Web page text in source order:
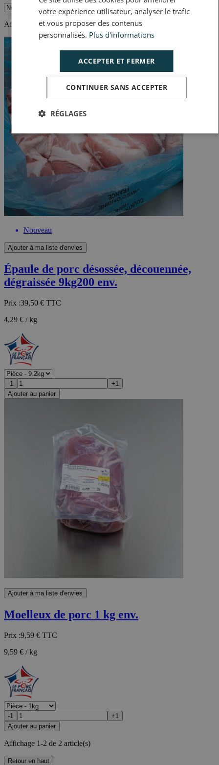
Affichage 1-2 de 2 article(s)
Nouveau
Ajouter à ma liste d'envies
Épaule de porc désossée, découennée,
dégraissée 9kg200 env.
Prix :39,50 € TTC
4,29 € / kg
-1
+1
Ajouter au panier
Ajouter à ma liste d'envies
Moelleux de porc 1 kg env.
Prix :9,59 € TTC
9,59 € / kg
-1
+1
Ajouter au panier
Affichage 1-2 de 2 article(s)
Retour en haut
votre expérience utilisateur, analyser le trafic
et vous proposer des contenus
personnalisés. Plus d'informations
ACCEPTER ET FERMER
CONTINUER SANS ACCEPTER
RÉGLAGES